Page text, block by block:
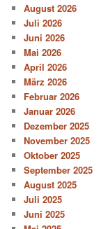
August 2026
Juli 2026
Juni 2026
Mai 2026
April 2026
März 2026
Februar 2026
Januar 2026
Dezember 2025
November 2025
Oktober 2025
September 2025
August 2025
Juli 2025
Juni 2025